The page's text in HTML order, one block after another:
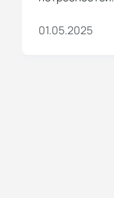
01.05.2025